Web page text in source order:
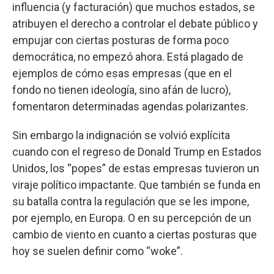
influencia (y facturación) que muchos estados, se
atribuyen el derecho a controlar el debate público y
empujar con ciertas posturas de forma poco
democrática, no empezó ahora. Está plagado de
ejemplos de cómo esas empresas (que en el
fondo no tienen ideología, sino afán de lucro),
fomentaron determinadas agendas polarizantes.
Sin embargo la indignación se volvió explícita
cuando con el regreso de Donald Trump en Estados
Unidos, los “popes” de estas empresas tuvieron un
viraje político impactante. Que también se funda en
su batalla contra la regulación que se les impone,
por ejemplo, en Europa. O en su percepción de un
cambio de viento en cuanto a ciertas posturas que
hoy se suelen definir como “woke”.